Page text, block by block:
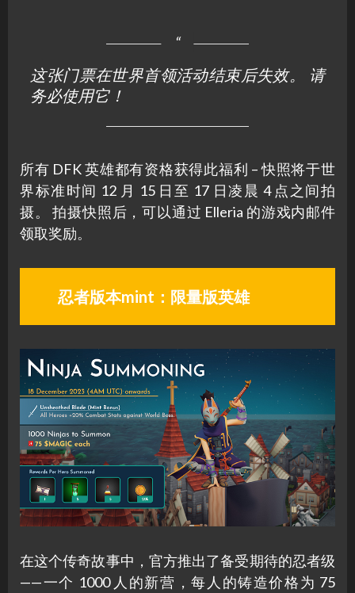
这张门票在世界首领活动结束后失效。 请
务必使用它！
所有 DFK 英雄都有资格获得此福利 – 快照将于世
界标准时间 12 月 15 日至 17 日凌晨 4 点之间拍
摄。 拍摄快照后，可以通过 Elleria 的游戏内邮件
领取奖励。
忍者版本mint：限量版英雄
在这个传奇故事中，官方推出了备受期待的忍者级
——一个 1000 人的新营，每人的铸造价格为 75